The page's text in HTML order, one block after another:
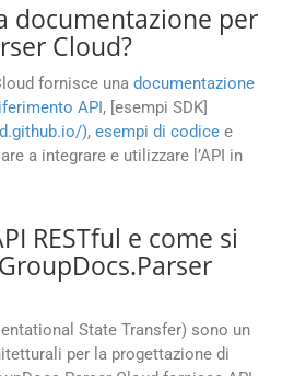
documentazione per
Cloud?
fornisce una documentazione
API, [esempi SDK]
), esempi di codice e
a integrare e utilizzare l’API in
RESTful e come si
State Transfer) sono un
per la progettazione di